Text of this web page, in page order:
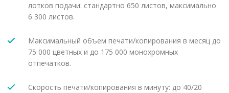
лотков подачи: стандартно 650 листов, максимально
6 300 листов.
Максимальный объем печати/копирования в месяц до
75 000 цветных и до 175 000 монохромных
отпечатков.
Скорость печати/копирования в минуту: до 40/20